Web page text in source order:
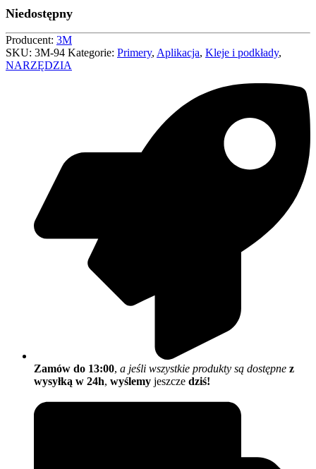
Niedostępny
Producent: 3M
SKU: 3M-94 Kategorie: Primery, Aplikacja, Kleje i podkłady,
NARZĘDZIA
Zamów do 13:00, a jeśli wszystkie produkty są dostępne z
wysyłką w 24h, wyślemy jeszcze dziś!